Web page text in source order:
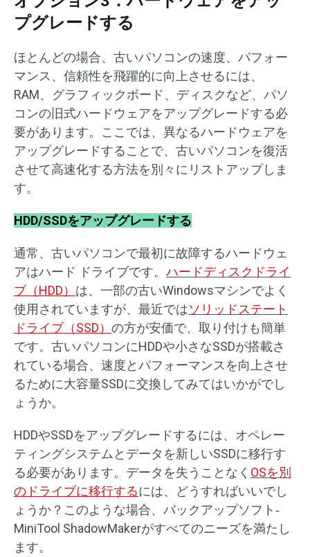
プグレードする
ほとんどの場合、古いパソコンの速度、パフォー
マンス、信頼性を飛躍的に向上させるには、
RAM、グラフィックボード、ディスクなど、パソ
コンの旧式ハードウェアをアップグレードする必
要があります。ここでは、異なるハードウェアを
アップグレードすることで、古いパソコンを復活
させて高速化する方法を別々にリストアップしま
す。
HDD/SSDをアップグレードする
通常、古いパソコンで最初に故障するハードウェ
アはハード ドライブです。 ハードディスクドライ
ブ（HDD） は、一部の古いWindowsマシンでよく
使用されていますが、最近ではソリッドステート
ドライブ（SSD） の方が安価で、取り付けも簡単
です。古いパソコンにHDDや小さなSSDが搭載さ
れている場合、速度とパフォーマンスを向上させ
るために大容量SSDに交換してみてはいかがでし
ょうか。
HDDやSSDをアップグレードするには、オペレー
ティングシステムとデータを新しいSSDに移行す
る必要があります。データを失うことなく OSを別
のドライブに移行するには、どうすればいいでし
ょうか？このような場合、バックアップソフト‐
MiniTool ShadowMakerがすべてのニーズを満たし
ます。